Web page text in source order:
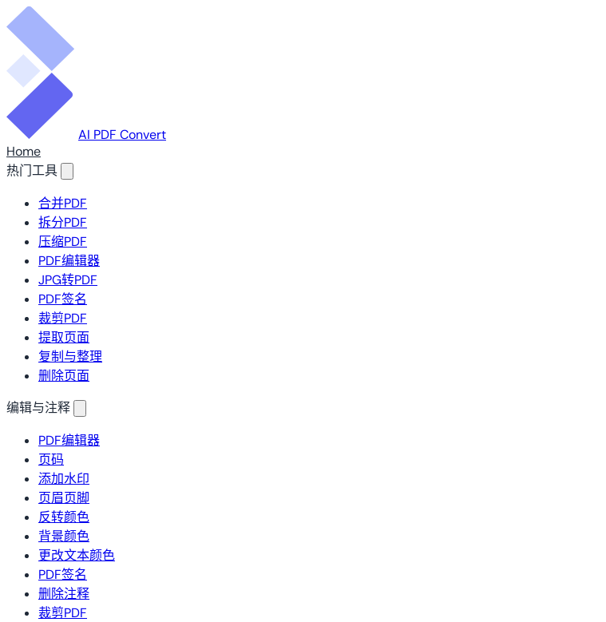
AI PDF Convert
Home
热门工具
合并PDF
拆分PDF
压缩PDF
PDF编辑器
JPG转PDF
PDF签名
裁剪PDF
提取页面
复制与整理
删除页面
编辑与注释
PDF编辑器
页码
添加水印
页眉页脚
反转颜色
背景颜色
更改文本颜色
PDF签名
删除注释
裁剪PDF